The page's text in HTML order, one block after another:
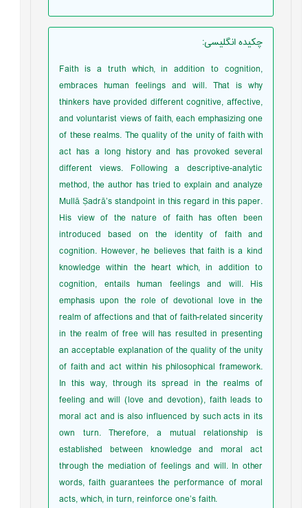
چکیده انگلیسی:
Faith is a truth which, in addition to cognition,
embraces human feelings and will. That is why
thinkers have provided different cognitive, affective,
and voluntarist views of faith, each emphasizing one
of these realms. The quality of the unity of faith with
act has a long history and has provoked several
different views. Following a descriptive-analytic
method, the author has tried to explain and analyze
Mullā Ṣadrā’s standpoint in this regard in this paper.
His view of the nature of faith has often been
introduced based on the identity of faith and
cognition. However, he believes that faith is a kind
knowledge within the heart which, in addition to
cognition, entails human feelings and will. His
emphasis upon the role of devotional love in the
realm of affections and that of faith-related sincerity
in the realm of free will has resulted in presenting
an acceptable explanation of the quality of the unity
of faith and act within his philosophical framework.
In this way, through its spread in the realms of
feeling and will (love and devotion), faith leads to
moral act and is also influenced by such acts in its
own turn. Therefore, a mutual relationship is
established between knowledge and moral act
through the mediation of feelings and will. In other
words, faith guarantees the performance of moral
acts, which, in turn, reinforce one’s faith.